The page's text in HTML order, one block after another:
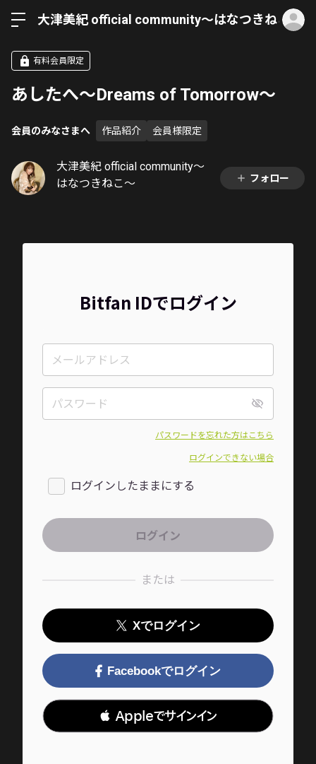
大津美紀 official community〜はなつきねこ〜
有料会員限定
あしたへ〜Dreams of Tomorrow〜
会員のみなさまへ 作品紹介 会員様限定
大津美紀 official community〜
はなつきねこ〜
フォロー
Bitfan IDでログイン
パスワードを忘れた方はこちら
ログインできない場合
ログインしたままにする
または
Xでログイン
Facebookでログイン
 Appleでサインイン